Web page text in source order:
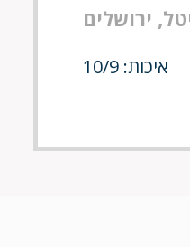
ירושלים
איכות: 10/9